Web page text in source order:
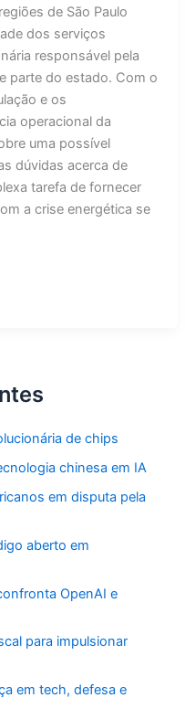
de São Paulo
dos serviços
responsável pela
parte do estado. Com o
e os
operacional da
uma possível
dúvidas acerca de
tarefa de fornecer
a crise energética se
de chips
chinesa em IA
em disputa pela
aberto em
OpenAI e
para impulsionar
em tech, defesa e